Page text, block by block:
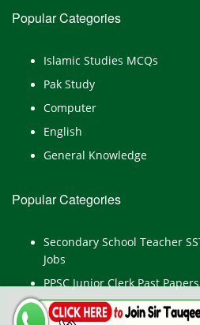
Popular Categories
Islamic Studies MCQs
Pak Study
Computer
English
General Knowledge
Popular Categories
Secondary School Teacher
Jobs
PPSC Junior Clerk Past
Junior Computer Operator